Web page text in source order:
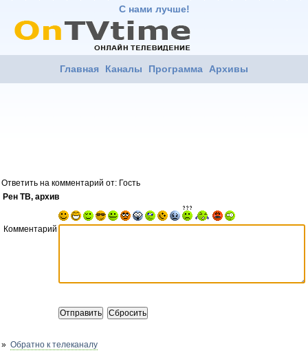
С нами лучше!
Главная Каналы Программа Архивы
Ответить на комментарий от: Гость
Рен ТВ, архив
Комментарий
» Обратно к телеканалу